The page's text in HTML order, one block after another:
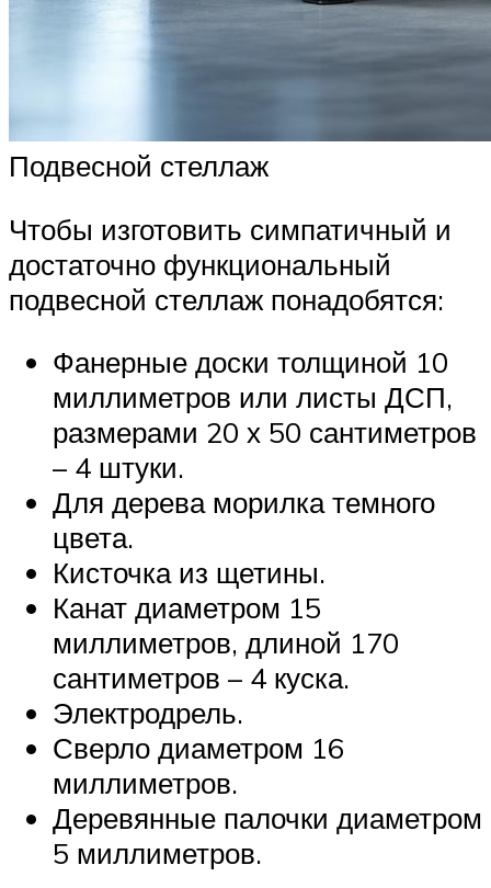
Подвесной стеллаж
Чтобы изготовить симпатичный и
достаточно функциональный
подвесной стеллаж понадобятся:
Фанерные доски толщиной 10
миллиметров или листы ДСП,
размерами 20 х 50 сантиметров
– 4 штуки.
Для дерева морилка темного
цвета.
Кисточка из щетины.
Канат диаметром 15
миллиметров, длиной 170
сантиметров – 4 куска.
Электродрель.
Сверло диаметром 16
миллиметров.
Деревянные палочки диаметром
5 миллиметров.